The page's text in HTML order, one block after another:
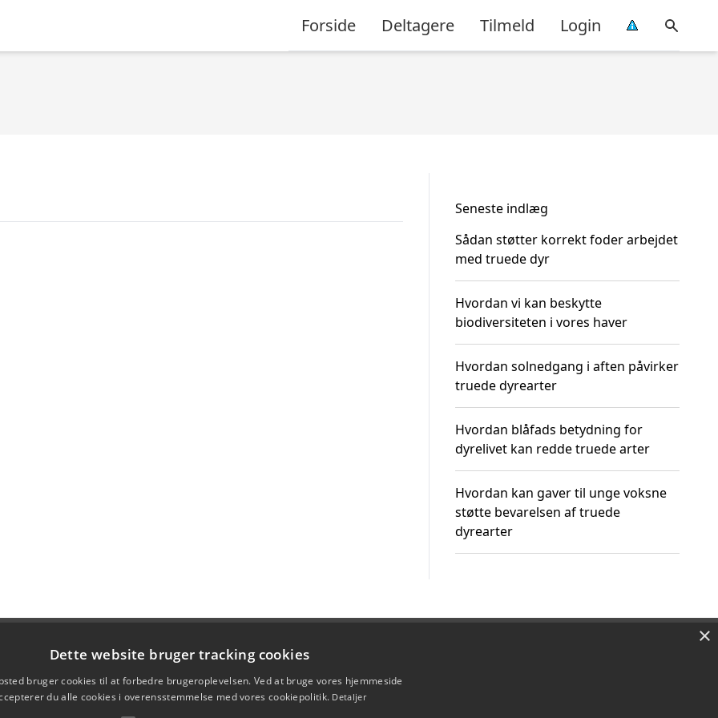
Forside Deltagere Tilmeld Login
Seneste indlæg
Sådan støtter korrekt foder arbejdet
med truede dyr
Hvordan vi kan beskytte
biodiversiteten i vores haver
Hvordan solnedgang i aften påvirker
truede dyrearter
Hvordan blåfads betydning for
dyrelivet kan redde truede arter
Hvordan kan gaver til unge voksne
støtte bevarelsen af truede
dyrearter
×
Dette website bruger tracking cookies
bruger cookies til at forbedre brugeroplevelsen. Ved at bruge vores hjemmeside
du alle cookies i overensstemmelse med vores cookiepolitik. Detaljer